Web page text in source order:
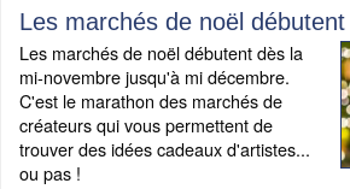
Les marchés de noël
Les marchés de noël débutent dès la
mi-novembre jusqu'à mi décembre.
C'est le marathon des marchés de
créateurs qui vous permettent de
trouver des idées cadeaux d'artistes...
ou pas !